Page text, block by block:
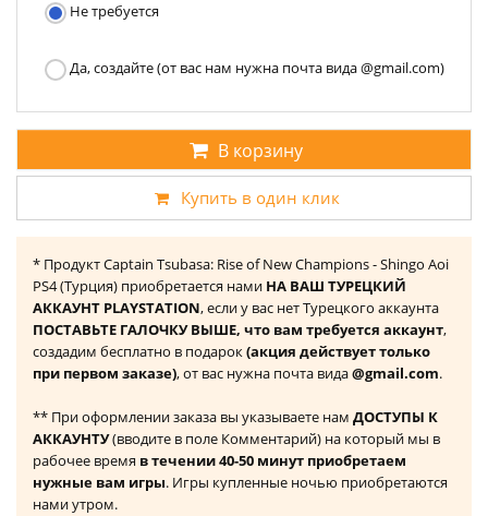
Не требуется
Да, создайте (от вас нам нужна почта вида @gmail.com)
В корзину
Купить в один клик
* Продукт Captain Tsubasa: Rise of New Champions - Shingo Aoi
PS4 (Турция) приобретается нами НА ВАШ ТУРЕЦКИЙ
АККАУНТ PLAYSTATION, если у вас нет Турецкого аккаунта
ПОСТАВЬТЕ ГАЛОЧКУ ВЫШЕ, что вам требуется аккаунт,
создадим бесплатно в подарок(акция действует только
при первом заказе), от вас нужна почта вида@gmail.com.
** При оформлении заказа вы указываете нам ДОСТУПЫ К
АККАУНТУ(вводите в поле Комментарий) на который мы в
рабочее время в течении 40-50 минут приобретаем
нужные вам игры. Игры купленные ночью приобретаются
нами утром.